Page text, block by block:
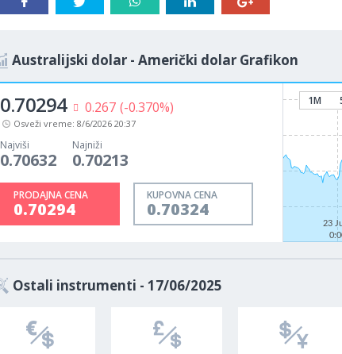
Australijski dolar - Američki dolar Grafikon
0.70294 0.267 (-0.370%)
Osveži vreme: 8/6/2026 20:37
Najviši
0.70632
Najniži
0.70213
PRODAJNA CENA
0.70294
KUPOVNA CENA
0.70324
1M
23
Ostali instrumenti - 17/06/2025